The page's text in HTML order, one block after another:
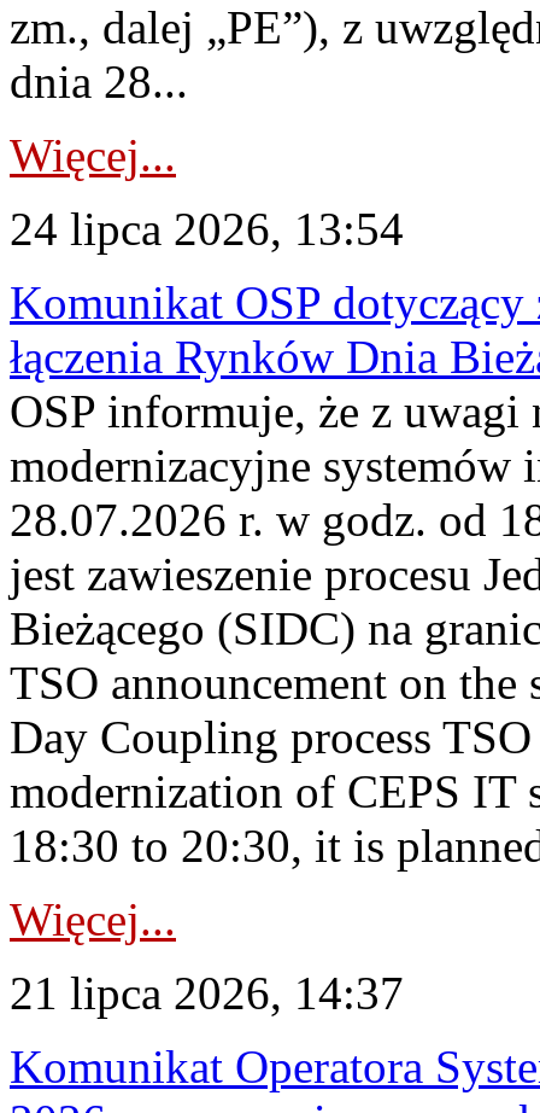
zm., dalej „PE”), z
dnia 28...
Więcej...
24 lipca 2026, 13:54
Komunikat OSP dotyczący
łączenia Rynków Dnia
OSP informuje, że z uwagi
modernizacyjne
28.07.2026 r. w godz. od
jest zawieszenie procesu
Bieżącego (SIDC) na
TSO announcement on
Day Coupling process
modernization of CEPS IT
18:30 to 20:30, it is
Więcej...
21 lipca 2026, 14:37
Komunikat Operatora